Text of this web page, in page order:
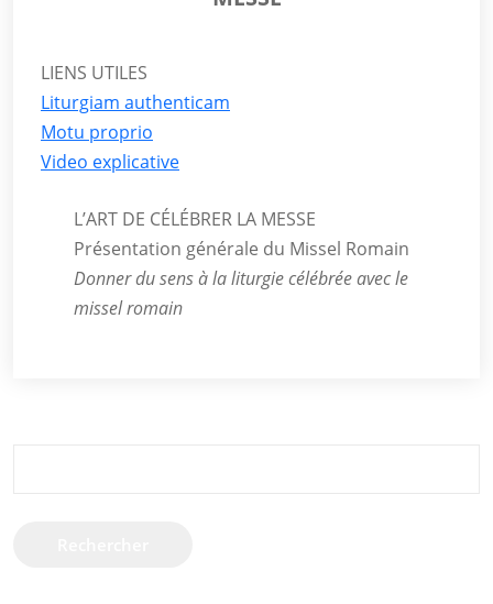
LIENS UTILES
Liturgiam authenticam
Motu proprio
Video explicative
L’ART DE CÉLÉBRER LA MESSE
Présentation générale du Missel Romain
Donner du sens à la liturgie célébrée avec le
missel romain